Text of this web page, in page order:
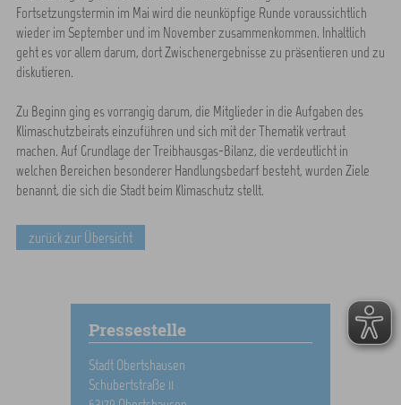
Fortsetzungstermin im Mai wird die neunköpfige Runde voraussichtlich
wieder im September und im November zusammenkommen. Inhaltlich
geht es vor allem darum, dort Zwischenergebnisse zu präsentieren und zu
diskutieren.
Zu Beginn ging es vorrangig darum, die Mitglieder in die Aufgaben des
Klimaschutzbeirats einzuführen und sich mit der Thematik vertraut
machen. Auf Grundlage der Treibhausgas-Bilanz, die verdeutlicht in
welchen Bereichen besonderer Handlungsbedarf besteht, wurden Ziele
benannt, die sich die Stadt beim Klimaschutz stellt.
zurück zur Übersicht
Pressestelle
Stadt Obertshausen
Schubertstraße 11